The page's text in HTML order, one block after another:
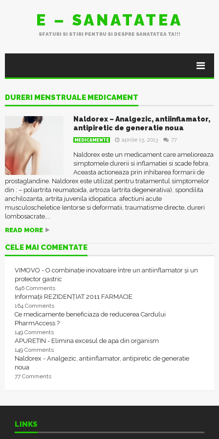
E – SANATATEA
SFATURI SI STIRI PENTRU SI DESPRE SANATATEA TA!!!
DURERI MENSTRUALE MEDICAMENT
Naldorex – Analgezic, antiinflamator,
antipiretic de generatie noua
MEDICAMENTE aprilie 15, 2013 77
Naldorex este un medicament care amelioreaza
simptomele durerii si inflamatiei si scade febra.
Aceasta actioneaza prin inhibarea formarii de
prostaglandine. Naldorex este utilizat pentru tratamentul simptomelor
din : – poliartrita reumatoida, artroza (artrita degenerativa), spondilita
anchilozanta, artrita juvenila idiopatica. afectiuni acute
musculoscheletice (entorse si deformatii, traumatisme directe, dureri
lombosacrate,...
READ MORE
CELE MAI COMENTATE
VIMOVO - O combinație inovatoare între un antiinflamator și un
protector gastric
646 Comments
Informații REZIDENȚIAT 2011 FARMACIE
164 Comments
Ce medicamente beneficiaza de reducerea Cardului
PharmAccess ?
149 Comments
APURETIN - Elimina excesul de apa din organism
149 Comments
Naldorex - Analgezic, antiinflamator, antipiretic de generatie
noua
77 Comments
LINKS